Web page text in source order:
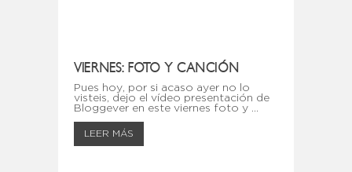
VIERNES: FOTO Y CANCIÓN
Pues hoy, por si acaso ayer no lo
visteis, dejo el vídeo presentación de
Bloggever en este viernes foto y ...
LEER MÁS